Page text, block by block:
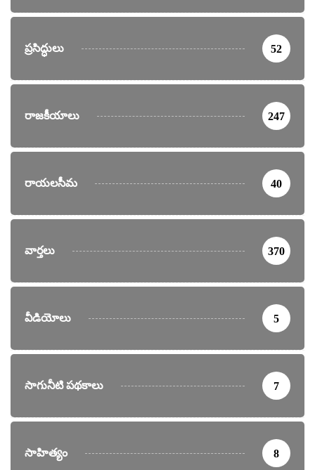
ప్రసిద్ధులు 52
రాజకీయాలు 247
రాయలసీమ 40
వార్తలు 370
వీడియోలు 5
సాగునీటి పథకాలు 7
సాహిత్యం 8